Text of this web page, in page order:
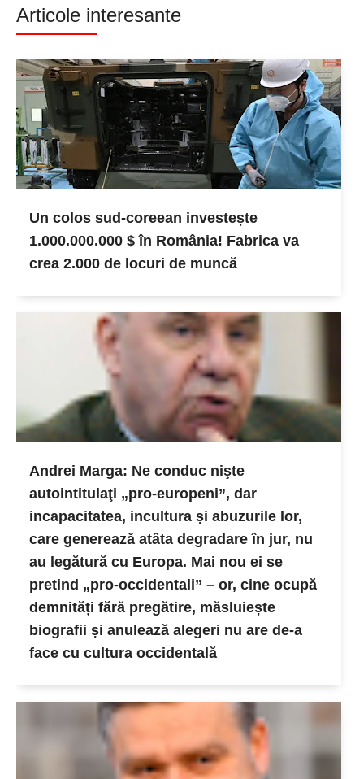
Articole interesante
Un colos sud-coreean investește
1.000.000.000 $ în România! Fabrica va
crea 2.000 de locuri de muncă
Andrei Marga: Ne conduc nişte
autointitulaţi „pro-europeni”, dar
incapacitatea, incultura și abuzurile lor,
care generează atâta degradare în jur, nu
au legătură cu Europa. Mai nou ei se
pretind „pro-occidentali” – or, cine ocupă
demnități fără pregătire, măsluiește
biografii și anulează alegeri nu are de-a
face cu cultura occidentală